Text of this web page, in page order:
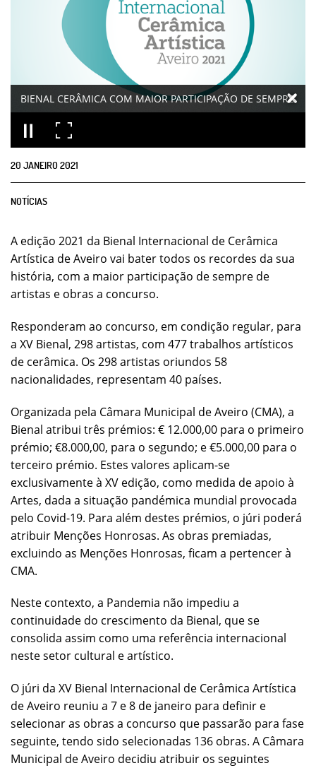
BIENAL CERÂMICA COM MAIOR PARTICIPAÇÃO DE SEMPRE
20 JANEIRO2021
NOTÍCIAS
A edição 2021 da Bienal Internacional de Cerâmica
Artística de Aveiro vai bater todos os recordes da sua
história, com a maior participação de sempre de
artistas e obras a concurso.
Responderam ao concurso, em condição regular, para
a XV Bienal, 298 artistas, com 477 trabalhos artísticos
de cerâmica. Os 298 artistas oriundos 58
nacionalidades, representam 40 países.
Organizada pela Câmara Municipal de Aveiro (CMA), a
Bienal atribui três prémios: € 12.000,00 para o primeiro
prémio; €8.000,00, para o segundo; e €5.000,00 para o
terceiro prémio. Estes valores aplicam-se
exclusivamente à XV edição, como medida de apoio à
Artes, dada a situação pandémica mundial provocada
pelo Covid-19. Para além destes prémios, o júri poderá
atribuir Menções Honrosas. As obras premiadas,
excluindo as Menções Honrosas, ficam a pertencer à
CMA.
Neste contexto, a Pandemia não impediu a
continuidade do crescimento da Bienal, que se
consolida assim como uma referência internacional
neste setor cultural e artístico.
O júri da XV Bienal Internacional de Cerâmica Artística
de Aveiro reuniu a 7 e 8 de janeiro para definir e
selecionar as obras a concurso que passarão para fase
seguinte, tendo sido selecionadas 136 obras. A Câmara
Municipal de Aveiro decidiu atribuir os seguintes